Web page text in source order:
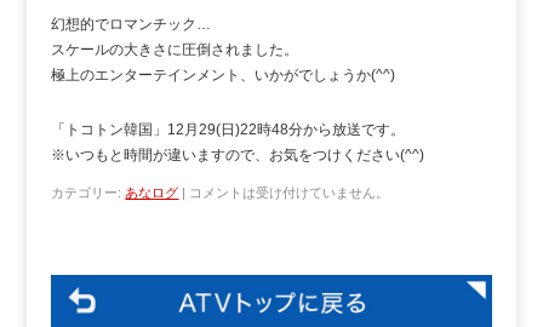
幻想的でロマンチック…
スケールの大きさに圧倒されました。
極上のエンターテインメント、いかがでしょうか(^^)
「トコトン韓国」12月29(日)22時48分から放送です。
※いつもと時間が違いますので、お気をつけください(^^)
カテゴリー: あなログ | コメントは受け付けていません。